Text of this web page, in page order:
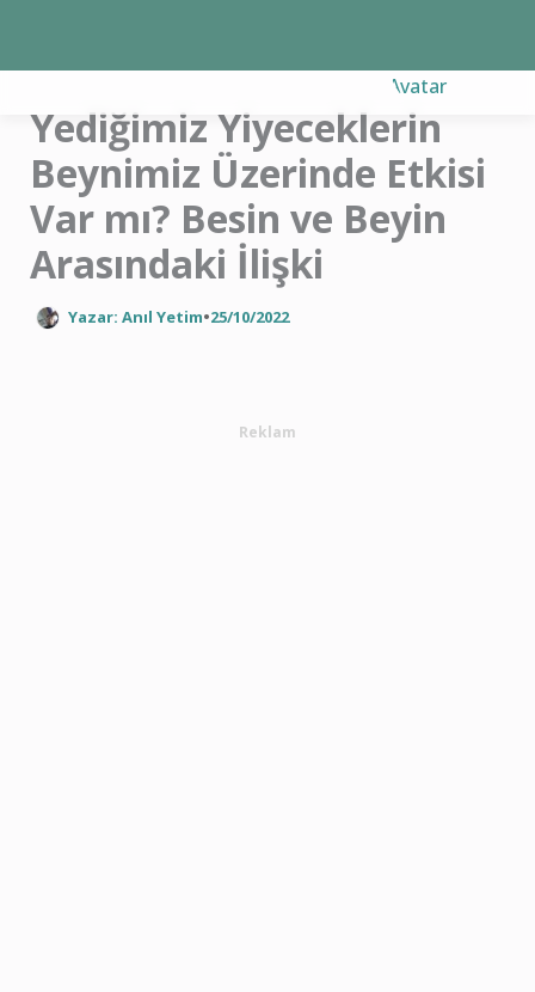
Yediğimiz Yiyeceklerin
Beynimiz Üzerinde Etkisi
Var mı? Besin ve Beyin
Arasındaki İlişki
Yazar: Anıl Yetim•25/10/2022
Reklam